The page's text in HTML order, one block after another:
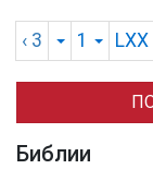
‹ 3 1 LXX
Библии